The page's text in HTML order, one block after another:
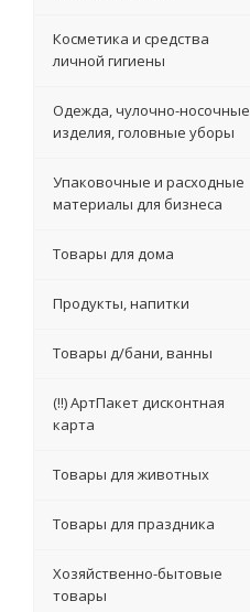
Косметика и средства
личной гигиены
Одежда, чулочно-носочные
изделия, головные уборы
Упаковочные и расходные
материалы для бизнеса
Товары для дома
Продукты, напитки
Товары д/бани, ванны
(!!) АртПакет дисконтная
карта
Товары для животных
Товары для праздника
Хозяйственно-бытовые
товары